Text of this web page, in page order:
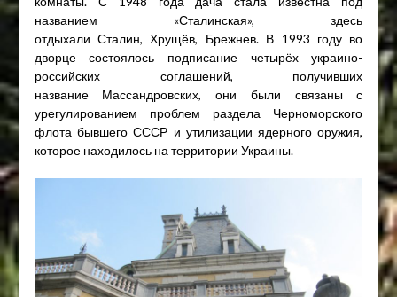
названием «Сталинская», здесь
отдыхали Сталин, Хрущёв, Брежнев. В 1993 году во
дворце состоялось подписание четырёх украино-
российских соглашений, получивших
название Массандровских, они были связаны с
урегулированием проблем раздела Черноморского
флота бывшего СССР и утилизации ядерного оружия,
которое находилось на территории Украины.